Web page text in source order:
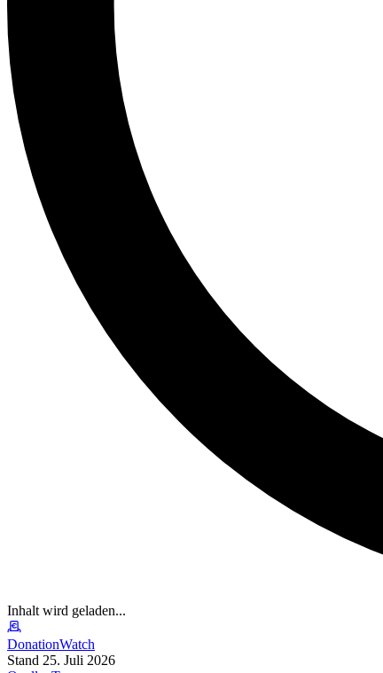
Inhalt wird geladen...
DonationWatch
Stand 25. Juli 2026